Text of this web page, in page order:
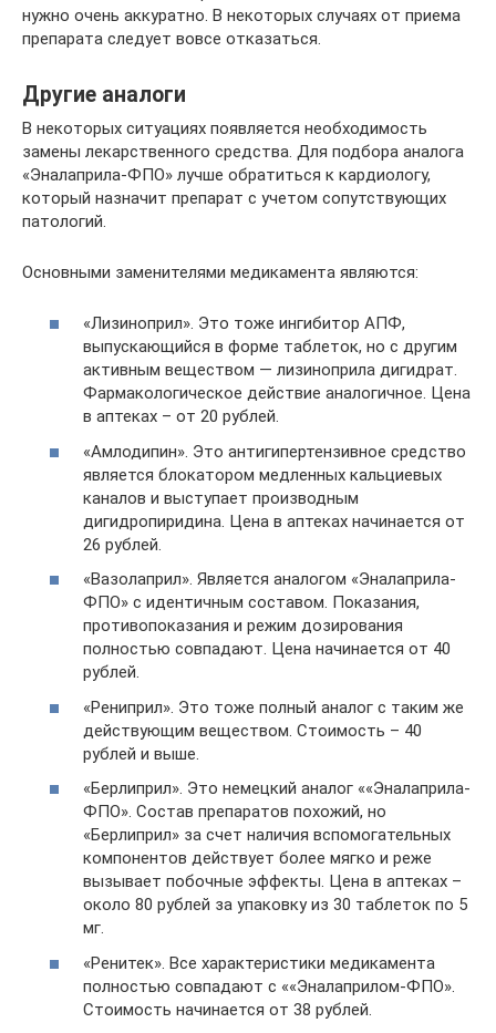
нужно очень аккуратно. В некоторых случаях от приема
препарата следует вовсе отказаться.
Другие аналоги
В некоторых ситуациях появляется необходимость
замены лекарственного средства. Для подбора аналога
«Эналаприла-ФПО» лучше обратиться к кардиологу,
который назначит препарат с учетом сопутствующих
патологий.
Основными заменителями медикамента являются:
«Лизиноприл». Это тоже ингибитор АПФ,
выпускающийся в форме таблеток, но с другим
активным веществом — лизиноприла дигидрат.
Фармакологическое действие аналогичное. Цена
в аптеках – от 20 рублей.
«Амлодипин». Это антигипертензивное средство
является блокатором медленных кальциевых
каналов и выступает производным
дигидропиридина. Цена в аптеках начинается от
26 рублей.
«Вазолаприл». Является аналогом «Эналаприла-
ФПО» с идентичным составом. Показания,
противопоказания и режим дозирования
полностью совпадают. Цена начинается от 40
рублей.
«Рениприл». Это тоже полный аналог с таким же
действующим веществом. Стоимость – 40
рублей и выше.
«Берлиприл». Это немецкий аналог ««Эналаприла-
ФПО». Состав препаратов похожий, но
«Берлиприл» за счет наличия вспомогательных
компонентов действует более мягко и реже
вызывает побочные эффекты. Цена в аптеках –
около 80 рублей за упаковку из 30 таблеток по 5
мг.
«Ренитек». Все характеристики медикамента
полностью совпадают с ««Эналаприлом-ФПО».
Стоимость начинается от 38 рублей.